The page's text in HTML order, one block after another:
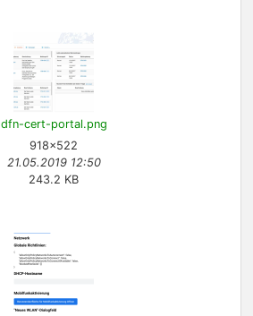
dfn-cert-portal.png
918×522
21.05.2019 12:50
243.2 KB